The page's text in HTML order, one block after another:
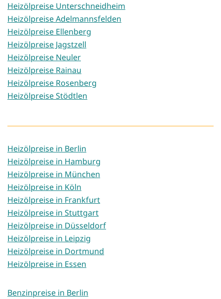
Heizölpreise Unterschneidheim
Heizölpreise Adelmannsfelden
Heizölpreise Ellenberg
Heizölpreise Jagstzell
Heizölpreise Neuler
Heizölpreise Rainau
Heizölpreise Rosenberg
Heizölpreise Stödtlen
Heizölpreise in Berlin
Heizölpreise in Hamburg
Heizölpreise in München
Heizölpreise in Köln
Heizölpreise in Frankfurt
Heizölpreise in Stuttgart
Heizölpreise in Düsseldorf
Heizölpreise in Leipzig
Heizölpreise in Dortmund
Heizölpreise in Essen
Benzinpreise in Berlin